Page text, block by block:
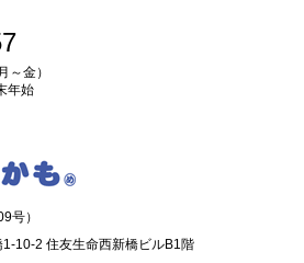
金）
年始
号）
10-2 住友生命西新橋ビルB1階